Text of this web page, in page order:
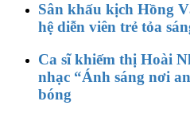
Sân khấu kịch Hồng
hệ diễn viên trẻ tỏa
Ca sĩ khiếm thị Hoài
nhạc “Ánh sáng nơi
bóng